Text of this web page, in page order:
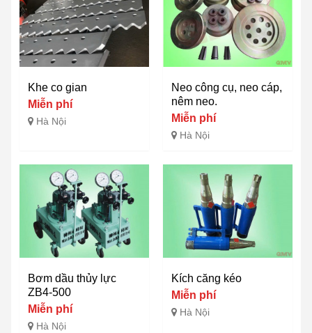
Khe co gian
Miễn phí
Hà Nội
Neo công cụ, neo cáp,
nêm neo.
Miễn phí
Hà Nội
Bơm dầu thủy lực
ZB4-500
Miễn phí
Hà Nội
Kích căng kéo
Miễn phí
Hà Nội